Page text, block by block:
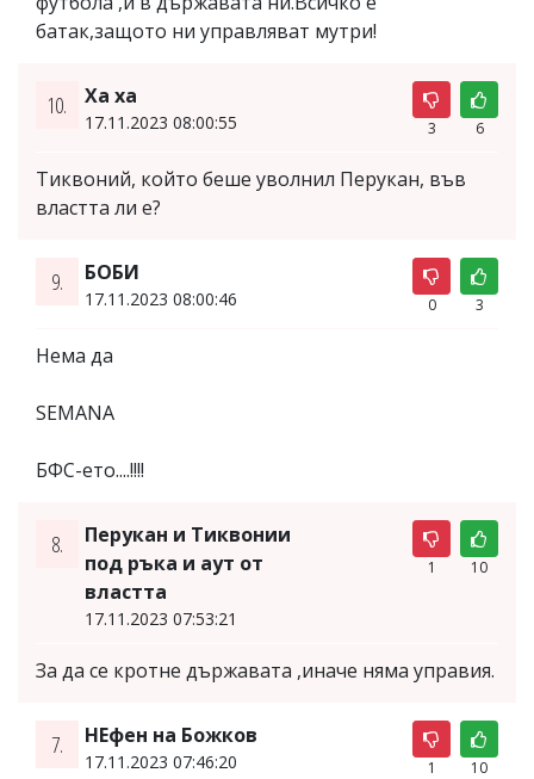
батак,защото ни управляват мутри!
10. Ха ха
17.11.2023 08:00:55 3 6
Тиквоний, който беше уволнил Перукан, във
властта ли е?
9. БОБИ
17.11.2023 08:00:46 0 3
Нема да
SEMANA
БФС-ето....!!!!
8.
Перукан и Тиквонии
под ръка и аут от
властта
17.11.2023 07:53:21
1 10
За да се кротне държавата ,иначе няма управия.
7. НЕфен на Божков
17.11.2023 07:46:20 1 10